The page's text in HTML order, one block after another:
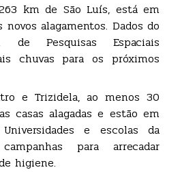
km de São Luís, está em
alagamentos. Dados do
de Pesquisas Espaciais
chuvas para os próximos
e Trizidela, ao menos 30
casas alagadas e estão em
e escolas da
para arrecadar
higiene.